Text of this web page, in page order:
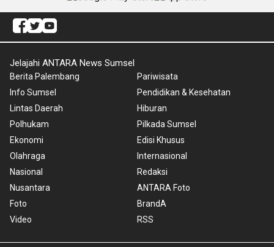
Jelajahi ANTARA News Sumsel
Berita Palembang
Info Sumsel
Lintas Daerah
Polhukam
Ekonomi
Olahraga
Nasional
Nusantara
Foto
Video
Pariwisata
Pendidikan & Kesehatan
Hiburan
Pilkada Sumsel
Edisi Khusus
Internasional
Redaksi
ANTARA Foto
BrandA
RSS